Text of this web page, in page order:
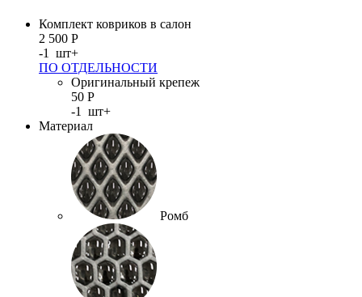
Комплект ковриков в салон
2 500 Р
-1 шт+
ПО ОТДЕЛЬНОСТИ
Оригинальный крепеж
50 Р
-1 шт+
Материал
Ромб